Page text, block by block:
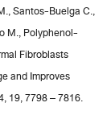
Santos-Buelga C.,
M., Polyphenol-
Fibroblasts
and Improves
19, 7798 – 7816.